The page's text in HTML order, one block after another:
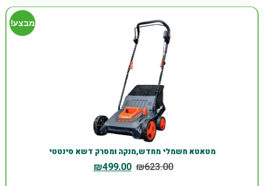
מבצע!
מטאטא חשמלי מחדש,מנקה ומסרק דשא סינטטי
₪623.00
₪499.00